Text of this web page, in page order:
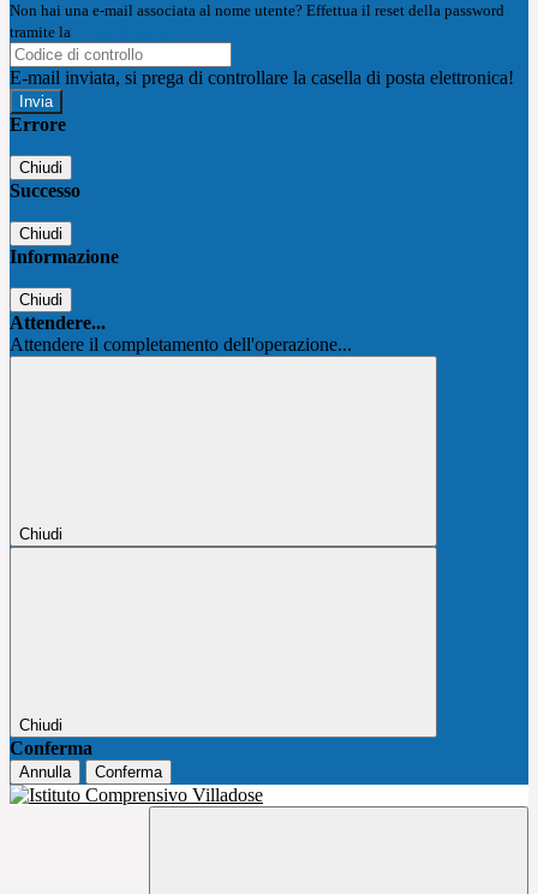
Non hai una e-mail associata al nome utente? Effettua il reset della password
tramite la
E-mail inviata, si prega di controllare la casella di posta elettronica!
Errore
Chiudi
Successo
Chiudi
Informazione
Chiudi
Attendere...
Attendere il completamento dell'operazione...
Chiudi
Chiudi
Conferma
Annulla Conferma